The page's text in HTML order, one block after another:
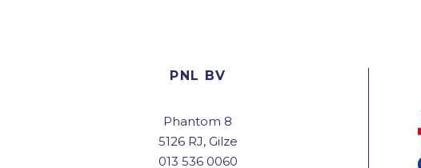
PNL BV
Phantom 8
5126 RJ, Gilze
013 536 0060